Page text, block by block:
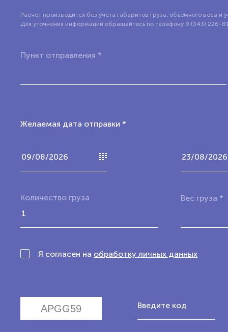
Расчет производится без учета габаритов груза, объемного веса и
Для уточнения информации обращайтесь по телефону 8 (343) 226-
Пункт отправления *
Желаемая дата отправки *
Количество груза Вес груза *
Я согласен на обработку личных данных
Введите код